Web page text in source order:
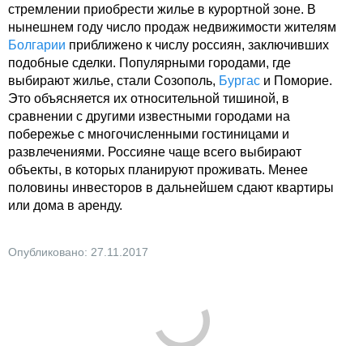
стремлении приобрести жилье в курортной зоне. В
нынешнем году число продаж недвижимости жителям
Болгарии приближено к числу россиян, заключивших
подобные сделки. Популярными городами, где
выбирают жилье, стали Созополь, Бургас и Поморие.
Это объясняется их относительной тишиной, в
сравнении с другими известными городами на
побережье с многочисленными гостиницами и
развлечениями. Россияне чаще всего выбирают
объекты, в которых планируют проживать. Менее
половины инвесторов в дальнейшем сдают квартиры
или дома в аренду.
Опубликовано: 27.11.2017